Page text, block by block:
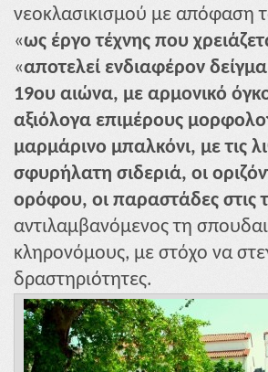
νεοκλασικισμού με απόφαση
«ως έργο τέχνης που
«αποτελεί ενδιαφέρον
19ου αιώνα, με αρμονικό
αξιόλογα επιμέρους
μαρμάρινο μπαλκόνι, με τις
σφυρήλατη σιδεριά, οι
ορόφου, οι παραστάδες στις
αντιλαμβανόμενος τη
κληρονόμους, με στόχο να
δραστηριότητες.